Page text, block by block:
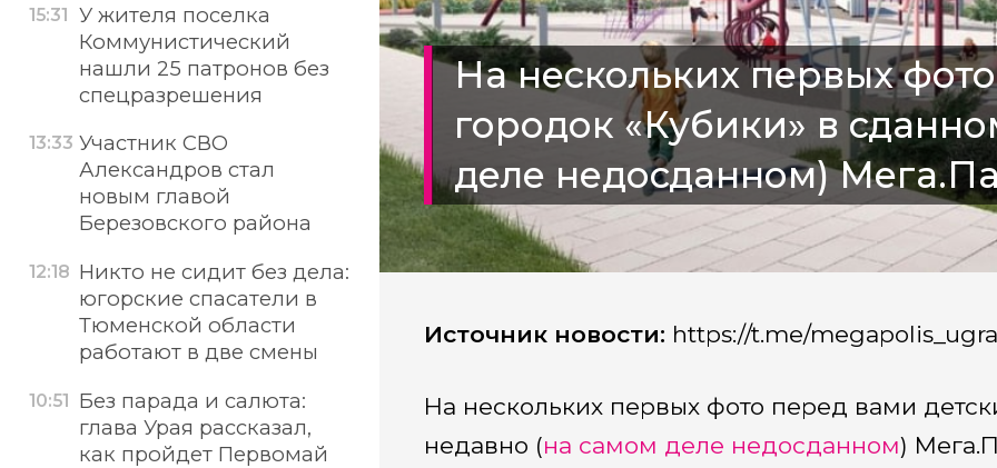
На нескольких первых
городок «Кубики» в
деле недосданном)
Источник новости: https://t.me/
На нескольких первых фото перед вами
недавно (на самом деле недосданном)
15:31 У жителя поселка
Коммунистический
нашли 25 патронов без
спецразрешения
13:33 Участник СВО
Александров стал
новым главой
Березовского района
12:18 Никто не сидит без дела:
югорские спасатели в
Тюменской области
работают в две смены
10:51 Без парада и салюта:
глава Урая рассказал,
как пройдет Первомай